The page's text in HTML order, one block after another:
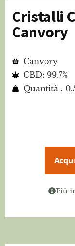
Cristalli
Canvory
Canvory
CBD: 99.7%
Quantità :
Più